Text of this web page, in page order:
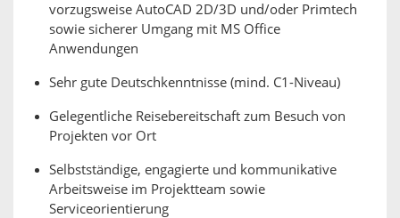
vorzugsweise AutoCAD 2D/3D und/oder Primtech
sowie sicherer Umgang mit MS Office
Anwendungen
Sehr gute Deutschkenntnisse (mind. C1-Niveau)
Gelegentliche Reisebereitschaft zum Besuch von
Projekten vor Ort
Selbstständige, engagierte und kommunikative
Arbeitsweise im Projektteam sowie
Serviceorientierung